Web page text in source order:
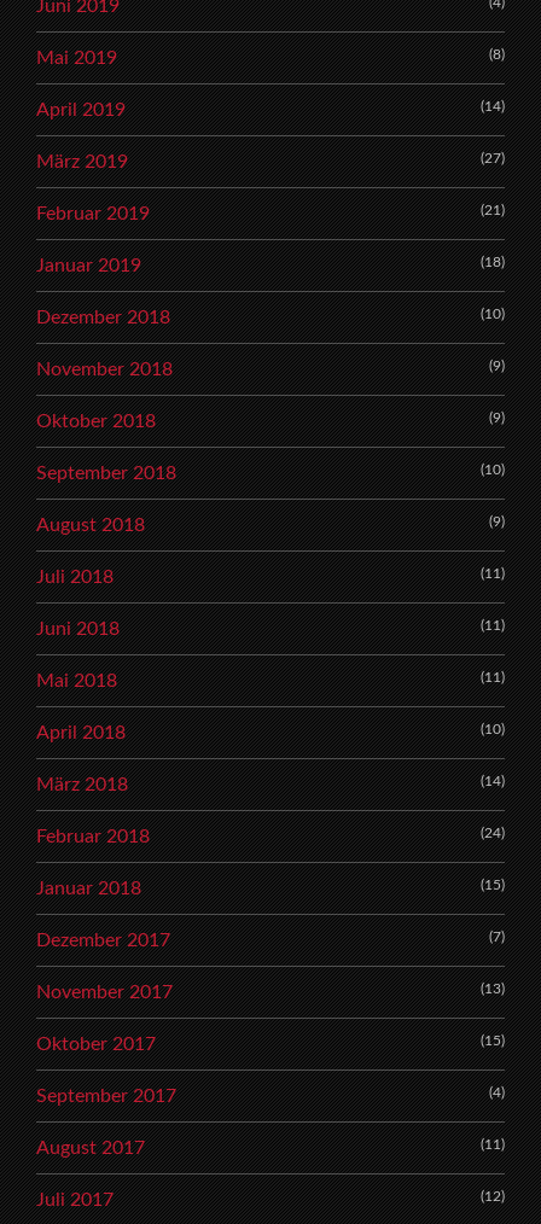
Juni 2019
Mai 2019 (8)
April 2019 (14)
März 2019 (27)
Februar 2019 (21)
Januar 2019 (18)
Dezember 2018 (10)
November 2018 (9)
Oktober 2018 (9)
September 2018 (10)
August 2018 (9)
Juli 2018 (11)
Juni 2018 (11)
Mai 2018 (11)
April 2018 (10)
März 2018 (14)
Februar 2018 (24)
Januar 2018 (15)
Dezember 2017 (7)
November 2017 (13)
Oktober 2017 (15)
September 2017 (4)
August 2017 (11)
Juli 2017 (12)